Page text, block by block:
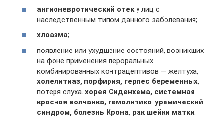
ангионевротический отеку лиц с
наследственным типом данного заболевания;
хлоазма;
появление или ухудшение состояний, возникших
на фоне применения пероральных
комбинированных контрацептивов — желтуха,
холелитиаз, порфирия, герпес беременных,
потеря слуха, хорея Сиденхема, системная
красная волчанка, гемолитико-уремический
синдром, болезнь Крона, рак шейки матки.